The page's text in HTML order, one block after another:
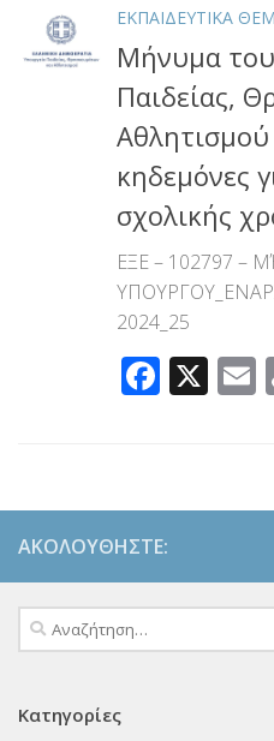
ΕΚΠΑΙΔΕΥΤΙΚΑ
Μήνυμα
Παιδείας,
κηδεμόνες
σχολικής
ΕΞΕ – 102797 –
2024_25
X
ΑΚΟΛΟΥΘΉΣΤΕ:
Αναζήτηση
για:
Κατηγορίες